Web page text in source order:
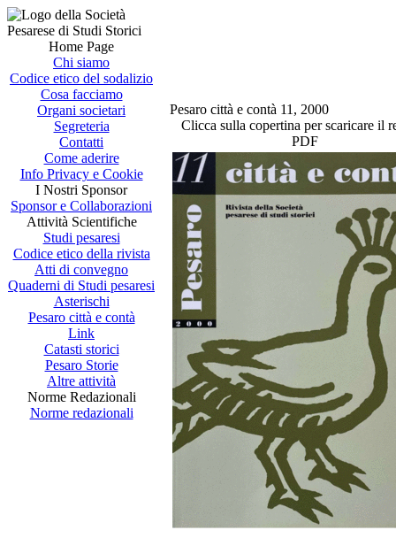
Home Page
Chi siamo
Codice etico del sodalizio
Cosa facciamo
Organi societari
Segreteria
Contatti
Come aderire
Info Privacy e Cookie
I Nostri Sponsor
Sponsor e Collaborazioni
Attività Scientifiche
Studi pesaresi
Codice etico della rivista
Atti di convegno
Quaderni di Studi pesaresi
Asterischi
Pesaro città e contà
Link
Catasti storici
Pesaro Storie
Altre attività
Norme Redazionali
Norme redazionali
Pesaro città e contà 11, 2000
Clicca sulla copertina per scaricare il
PDF